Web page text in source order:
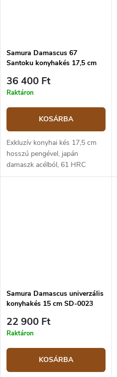
Samura Damascus 67
Santoku konyhakés 17,5 cm
36 400 Ft
Raktáron
KOSÁRBA
Exkluzív konyhai kés 17,5 cm
hosszú pengével, japán
damaszk acélból, 61 HRC
keménységgel. Az micarta
Samura Damascus univerzális
konyhakés 15 cm SD-0023
22 900 Ft
Raktáron
KOSÁRBA